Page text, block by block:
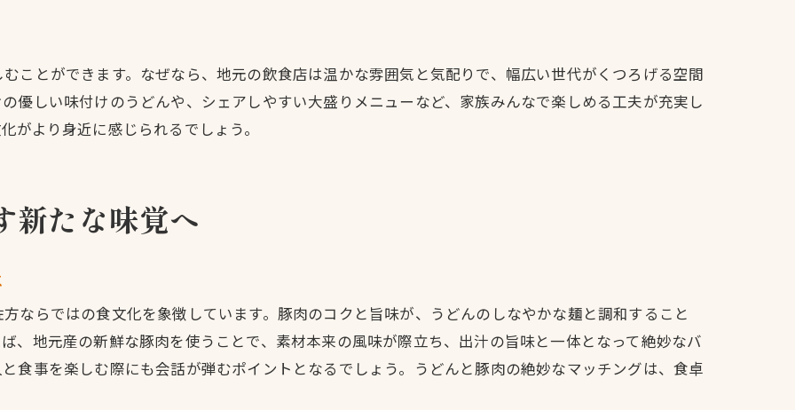
次世代へと紡がれるうどんの物語
家族で楽しむ豚肉入りうどんの食卓提案
家族みんなで楽しめる豚肉入りうどんレシピ
家庭で作る豚肉うどんの簡単アレンジ術
食材の個性が引き立つうどん選びのコツ
豚肉と相性抜群なうどんの選び方の秘訣
地元食材が光るうどんの選び方を伝授
ことができます。なぜなら、地元の飲食店は温かな雰囲気と気配りで、幅広い世代がくつろげる空間
優しい味付けのうどんや、シェアしやすい大盛りメニューなど、家族みんなで楽しめる工夫が充実し
がより身近に感じられるでしょう。
新たな味覚へ
ならではの食文化を象徴しています。豚肉のコクと旨味が、うどんのしなやかな麺と調和すること
、地元産の新鮮な豚肉を使うことで、素材本来の風味が際立ち、出汁の旨味と一体となって絶妙なバ
食事を楽しむ際にも会話が弾むポイントとなるでしょう。うどんと豚肉の絶妙なマッチングは、食卓
お問い合わせはこちら
お問い合わせはこちら